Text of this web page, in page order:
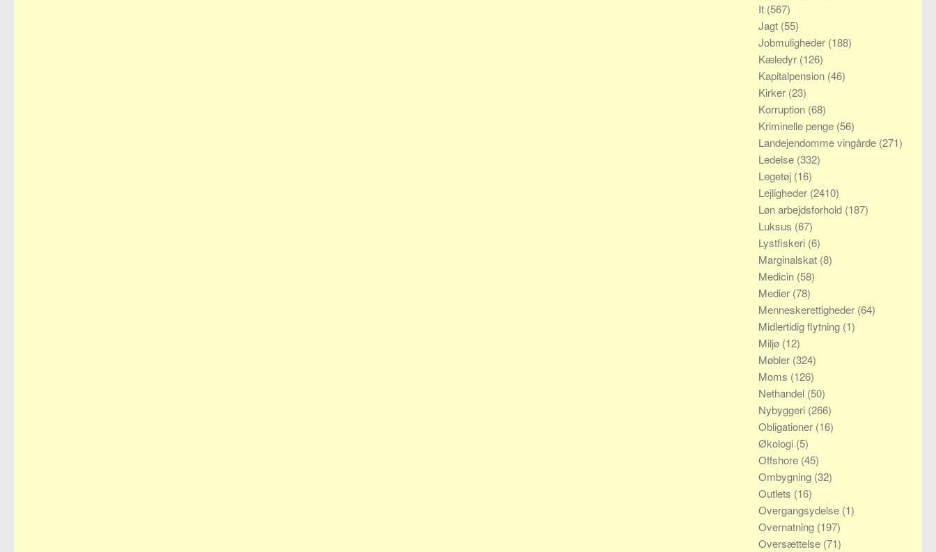
It (567)
Jagt (55)
Jobmuligheder (188)
Kæledyr (126)
Kapitalpension (46)
Kirker (23)
Korruption (68)
Kriminelle penge (56)
Landejendomme vingårde (271)
Ledelse (332)
Legetøj (16)
Lejligheder (2410)
Løn arbejdsforhold (187)
Luksus (67)
Lystfiskeri (6)
Marginalskat (8)
Medicin (58)
Medier (78)
Menneskerettigheder (64)
Midlertidig flytning (1)
Miljø (12)
Møbler (324)
Moms (126)
Nethandel (50)
Nybyggeri (266)
Obligationer (16)
Økologi (5)
Offshore (45)
Ombygning (32)
Outlets (16)
Overgangsydelse (1)
Overnatning (197)
Oversættelse (71)